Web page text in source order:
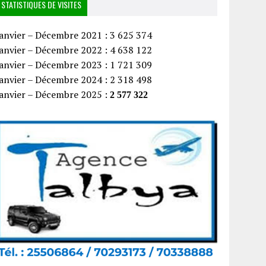
STATISTIQUES DE VISITES
– Décembre 2021 : 3 625 374
– Décembre 2022 : 4 638 122
– Décembre 2023 : 1 721 309
– Décembre 2024 : 2 318 498
– Décembre 2025 :2 577 322